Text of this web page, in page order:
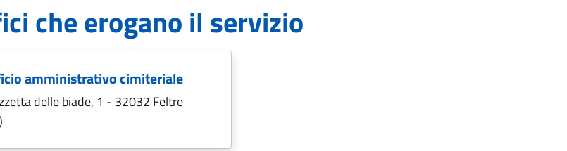
che erogano il servizio
amministrativo cimiteriale
delle biade, 1 - 32032 Feltre